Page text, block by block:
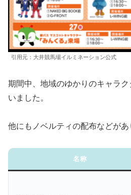
引用元：大井競馬場イルミネーション公式
期間中、地域のゆかりのキャラ
いました。
他にもノベルティの配布などがあ
名称